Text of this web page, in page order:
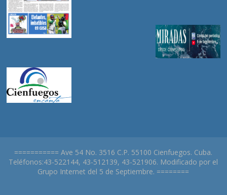
=========== Ave 54 No. 3516 C.P. 55100 Cienfuegos. Cuba.
Teléfonos:43-522144, 43-512139, 43-521906. Modificado por el
Grupo Internet del 5 de Septiembre. ========